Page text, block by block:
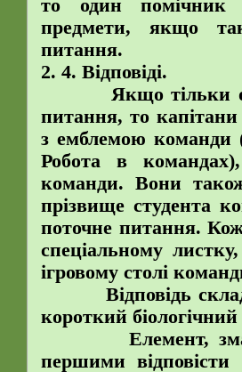
то один помічник
предмети, якщо
питання.
2. 4. Відповіді.
Якщо тільки
питання, то
з емблемою команди
Робота в
команди. Вони
прізвище студента
поточне питання.
спеціальному
ігровому столі
Відповідь
короткий
Елемент,
першими